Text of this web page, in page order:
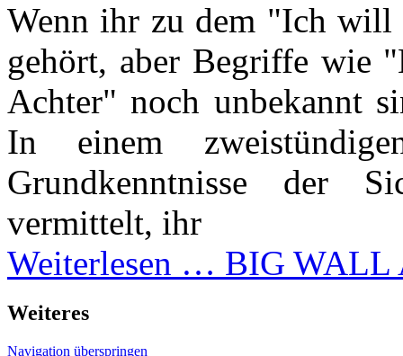
Wenn ihr zu dem "Ich will
gehört, aber Begriffe wie
Achter" noch unbekannt
In einem
Grundkenntnisse der
vermittelt, ihr
Weiterlesen … BIG WALL
Weiteres
Navigation überspringen